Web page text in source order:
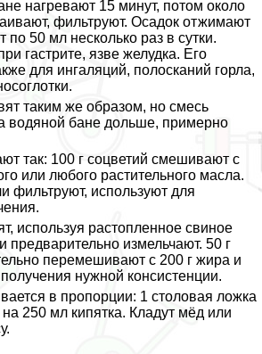
нагревают 15 минут, потом около
фильтруют. Осадок отжимают
по 50 мл несколько раз в сутки.
гастрите, язве желудка. Его
для ингаляций, полосканий горла,
таким же образом, но смесь
водяной бане дольше, примерно
так: 100 г соцветий смешивают с
или любого растительного масла.
фильтруют, используют для
используя растопленное свиное
предварительно измельчают. 50 г
перемешивают с 200 г жира и
нужной консистенции.
в пропорции: 1 столовая ложка
на 250 мл кипятка. Кладут мёд или